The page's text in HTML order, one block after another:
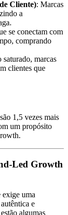
Cliente): Marcas
a
se conectam com
comprando
marcas
clientes que
1,5 vezes mais
um propósito
Led Growth
uma
e
algumas